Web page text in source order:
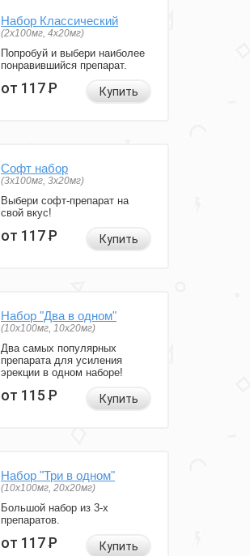
Набор Классический
(2x100мг, 4x20мг)
Попробуй и выбери наиболее
понравившийся препарат.
от 117Р Купить
Софт набор
(3x100мг, 3x20мг)
Выбери софт-препарат на
свой вкус!
от 117Р Купить
Набор "Два в одном"
(10x100мг, 10x20мг)
Два самых популярных
препарата для усиления
эрекции в одном наборе!
от 115Р Купить
Набор "Три в одном"
(10x100мг, 20x20мг)
Большой набор из 3-х
препаратов.
от 117Р Купить